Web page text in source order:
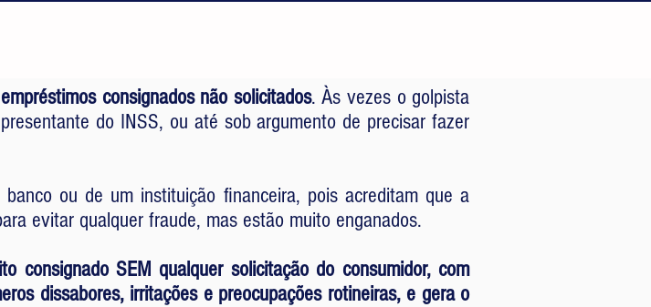
empréstimos consignados não solicitados. Às vezes o golpista
do INSS, ou até sob argumento de precisar fazer
ou de um instituição financeira, pois acreditam que a
evitar qualquer fraude, mas estão muito enganados.
consignado SEM qualquer solicitação do consumidor, com
dissabores, irritações e preocupações rotineiras, e gera o